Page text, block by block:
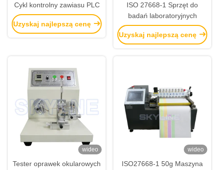
Cykl kontrolny zawiasu PLC
Uzyskaj najlepszą cenę
ISO 27668-1 Sprzęt do
badań laboratoryjnych
Uzyskaj najlepszą cenę
wideo
Tester oprawek okularowych
wideo
ISO27668-1 50g Maszyna